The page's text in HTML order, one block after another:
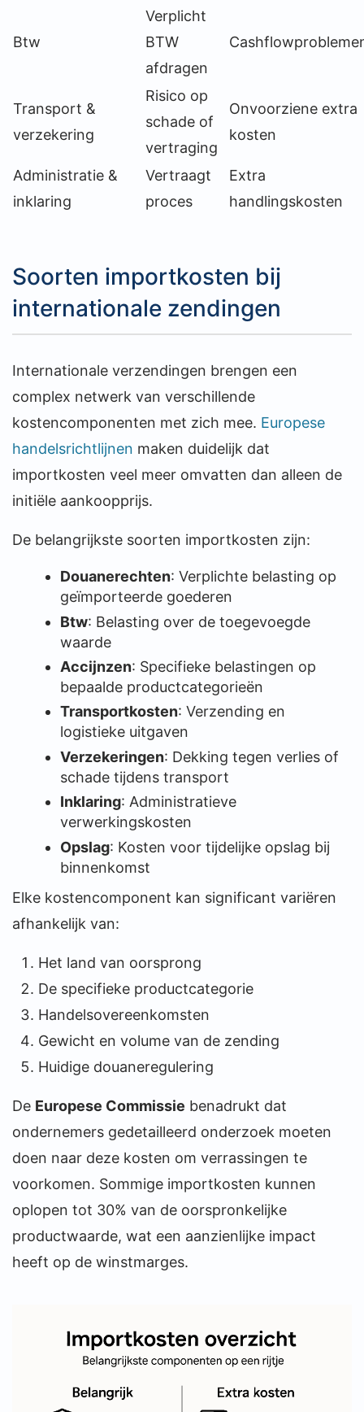
Btw
Verplicht
BTW
afdragen
Transport &
verzekering
Risico op
schade of
vertraging
Onvoorziene extra
kosten
Administratie &
inklaring
Vertraagt
proces
Extra
handlingskosten
Soorten importkosten bij
internationale zendingen
Internationale verzendingen brengen een
complex netwerk van verschillende
kostencomponenten met zich mee. Europese
handelsrichtlijnen maken duidelijk dat
importkosten veel meer omvatten dan alleen de
initiële aankoopprijs.
De belangrijkste soorten importkosten zijn:
Douanerechten: Verplichte belasting op
geïmporteerde goederen
Btw: Belasting over de toegevoegde
waarde
Accijnzen: Specifieke belastingen op
bepaalde productcategorieën
Transportkosten: Verzending en
logistieke uitgaven
Verzekeringen: Dekking tegen verlies of
schade tijdens transport
Inklaring: Administratieve
verwerkingskosten
Opslag: Kosten voor tijdelijke opslag bij
binnenkomst
Elke kostencomponent kan significant variëren
afhankelijk van:
Het land van oorsprong
De specifieke productcategorie
Handelsovereenkomsten
Gewicht en volume van de zending
Huidige douaneregulering
De Europese Commissie benadrukt dat
ondernemers gedetailleerd onderzoek moeten
doen naar deze kosten om verrassingen te
voorkomen. Sommige importkosten kunnen
oplopen tot 30% van de oorspronkelijke
productwaarde, wat een aanzienlijke impact
heeft op de winstmarges.